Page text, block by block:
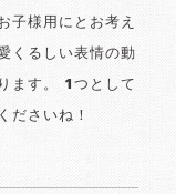
子様用にとお考え
くるしい表情の動
ます。 1つとして
ださいね！